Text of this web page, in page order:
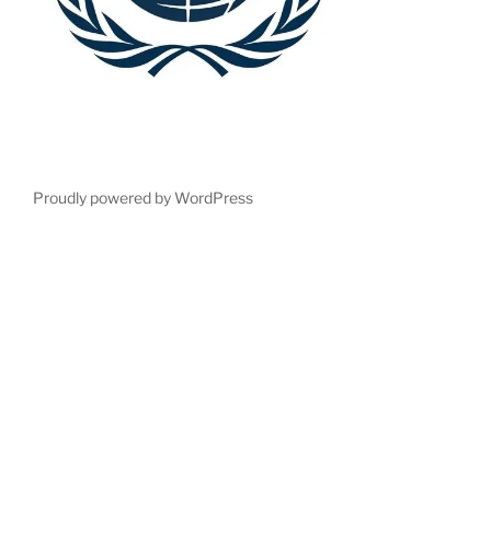
Proudly powered by WordPress